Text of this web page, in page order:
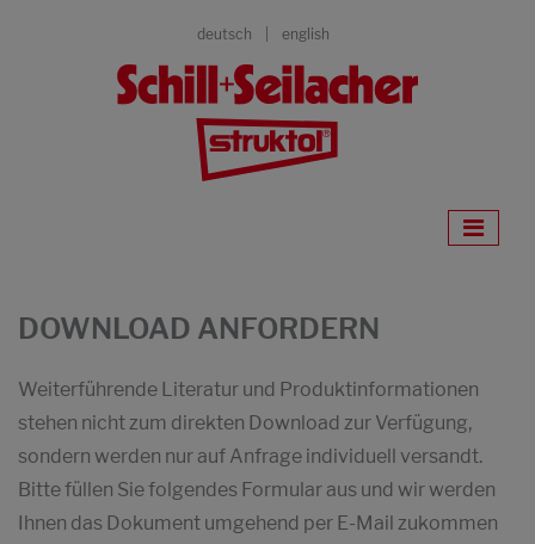
deutsch english
DOWNLOAD ANFORDERN
Weiterführende Literatur und Produktinformationen
stehen nicht zum direkten Download zur Verfügung,
sondern werden nur auf Anfrage individuell versandt.
Bitte füllen Sie folgendes Formular aus und wir werden
Ihnen das Dokument umgehend per E-Mail zukommen